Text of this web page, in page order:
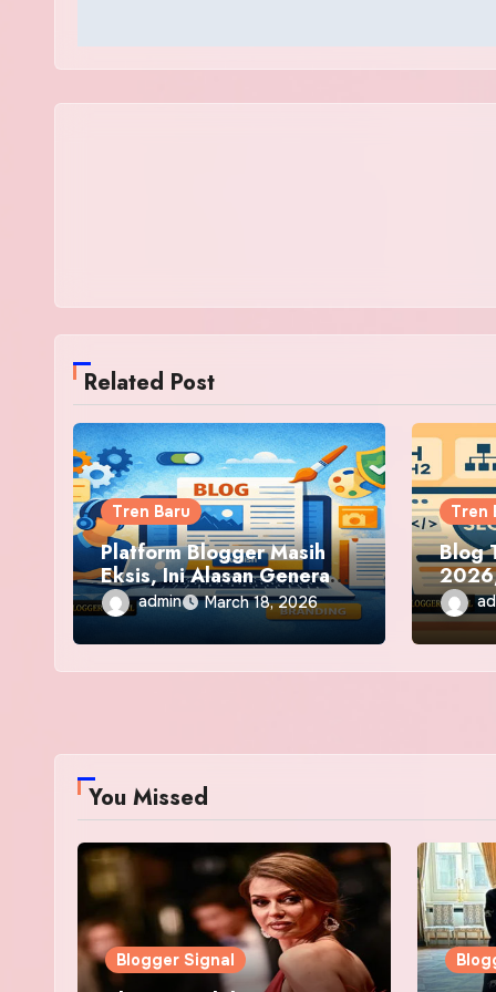
Related Post
Tren Baru
Platform Blogger Masih
Eksis, Ini Alasan Generasi
Baru Mulai Melirik
admin March 18, 2026
Tren
Blog
You Missed
Blogger Signal